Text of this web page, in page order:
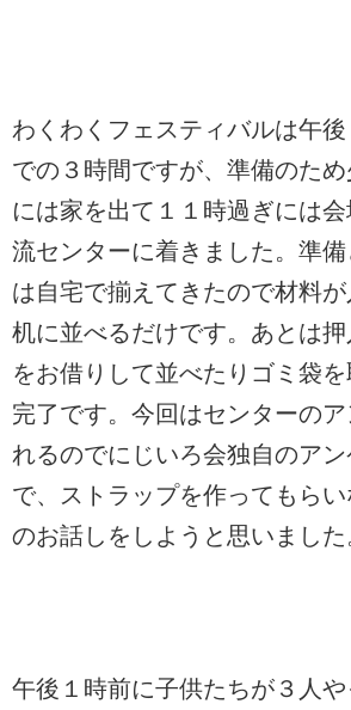
わくわくフェスティバルは午後
での３時間ですが、準備のた
には家を出て１１時過ぎには
流センターに着きました。準
は自宅で揃えてきたので材料
机に並べるだけです。あとは
をお借りして並べたりゴミ袋
完了です。今回はセンターの
れるのでにじいろ会独自のア
で、ストラップを作ってもら
のお話しをしようと思いました
午後１時前に子供たちが３人